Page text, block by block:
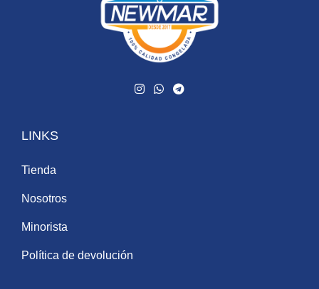
LINKS
Tienda
Nosotros
Minorista
Política de devolución